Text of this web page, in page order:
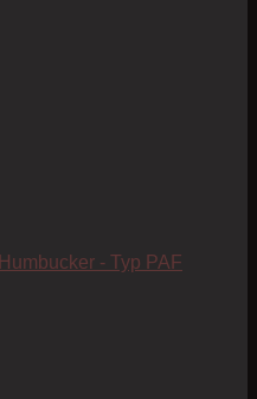
- Typ PAF